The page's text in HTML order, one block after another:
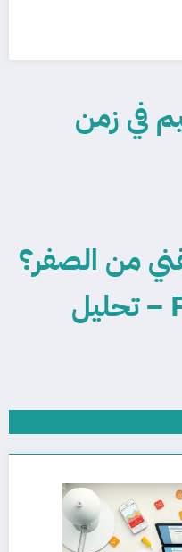
في زمن
من الصفر؟
(Python – UI/UX – تحليل